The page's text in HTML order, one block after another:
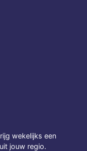
wekelijks een
jouw regio.